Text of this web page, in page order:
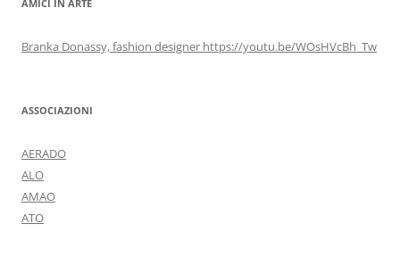
AMICI IN ARTE
Branka Donassy, fashion designer https://youtu.be/WOsHVcBh_Tw
ASSOCIAZIONI
AERADO
ALO
AMAO
ATO